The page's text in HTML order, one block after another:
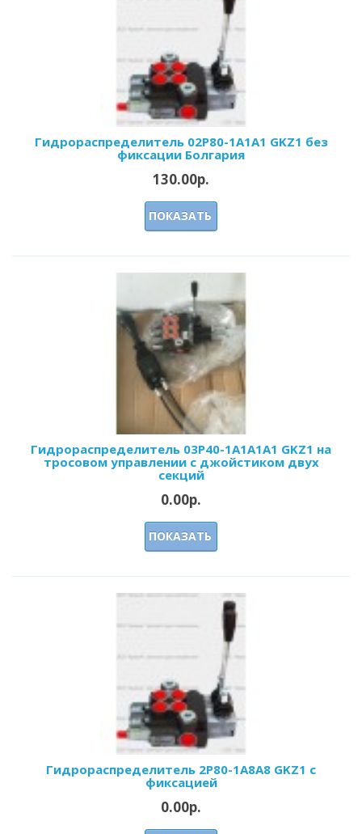
Гидрораспределитель 02Р80-1А1А1 GKZ1 без
фиксации Болгария
130.00р.
ПОКАЗАТЬ
Гидрораспределитель 03Р40-1А1А1A1 GKZ1 на
тросовом управлении с джойстиком двух
секций
0.00р.
ПОКАЗАТЬ
Гидрораспределитель 2Р80-1А8А8 GKZ1 с
фиксацией
0.00р.